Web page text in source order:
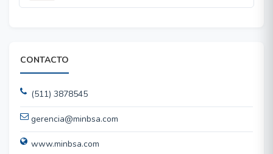
CONTACTO
(511) 3878545
gerencia@minbsa.com
www.minbsa.com